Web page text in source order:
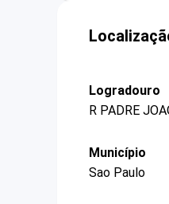
Logradouro
R PADRE
Município
Sao Paulo